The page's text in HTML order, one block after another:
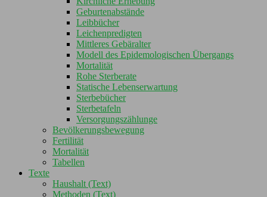
Geburtenabstände
Leibbücher
Leichenpredigten
Mittleres Gebäralter
Modell des Epidemologischen Übergangs
Mortalität
Rohe Sterberate
Statische Lebenserwartung
Sterbebücher
Sterbetafeln
Versorgungszählunge
Bevölkerungsbewegung
Fertilität
Mortalität
Tabellen
Texte
Haushalt (Text)
Methoden (Text)